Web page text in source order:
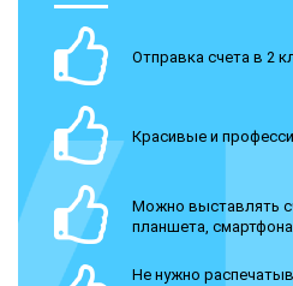
Отправка счета в 2
Красивые и
Можно выставлять
планшета, смартфона
Не нужно